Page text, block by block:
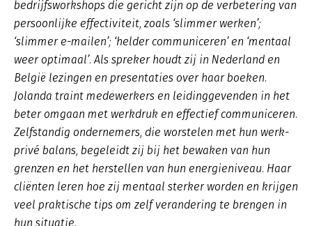
bedrijfsworkshops die gericht zijn op de verbetering van
persoonlijke effectiviteit, zoals ‘slimmer werken’;
‘slimmer e-mailen’; ‘helder communiceren’ en ‘mentaal
weer optimaal’. Als spreker houdt zij in Nederland en
België lezingen en presentaties over haar boeken.
Jolanda traint medewerkers en leidinggevenden in het
beter omgaan met werkdruk en effectief communiceren.
Zelfstandig ondernemers, die worstelen met hun werk-
privé balans, begeleidt zij bij het bewaken van hun
grenzen en het herstellen van hun energieniveau. Haar
cliënten leren hoe zij mentaal sterker worden en krijgen
veel praktische tips om zelf verandering te brengen in
hun situatie.